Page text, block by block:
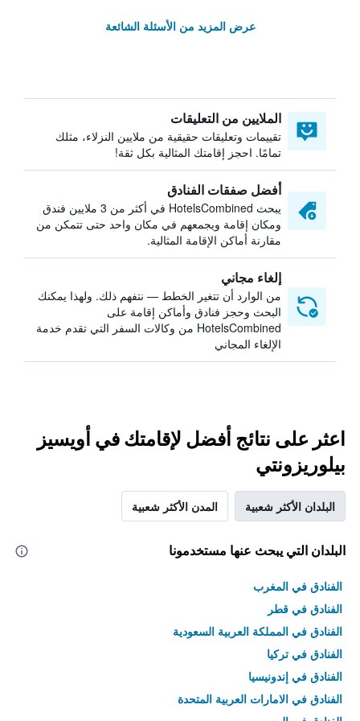
عرض المزيد من الأسئلة الشائعة
الملايين من التعليقات
تقييمات وتعليقات حقيقية من ملايين النزلاء، مثلك
تمامًا. احجز إقامتك المثالية بكل ثقة!
أفضل صفقات الفنادق
يبحث HotelsCombined في أكثر من 3 ملايين فندق
ومكان إقامة ويجمعهم في مكان واحد حتى تتمكن من
مقارنة أماكن الإقامة المثالية.
إلغاء مجاني
من الوارد أن تتغير الخطط — نتفهم ذلك. ولهذا يمكنك
البحث وحجز فنادق وأماكن إقامة على
HotelsCombined من وكالات السفر التي تقدم خدمة
الإلغاء المجاني
اعثر على نتائج أفضل لإقامتك في أويسيز
بيلوريزونتي
البلدان الأكثر شعبية المدن الأكثر شعبية
البلدان التي يبحث عنها مستخدمونا
الفنادق في المغرب
الفنادق في قطر
الفنادق في المملكة العربية السعودية
الفنادق في تركيا
الفنادق في إندونيسيا
الفنادق في الامارات العربية المتحدة